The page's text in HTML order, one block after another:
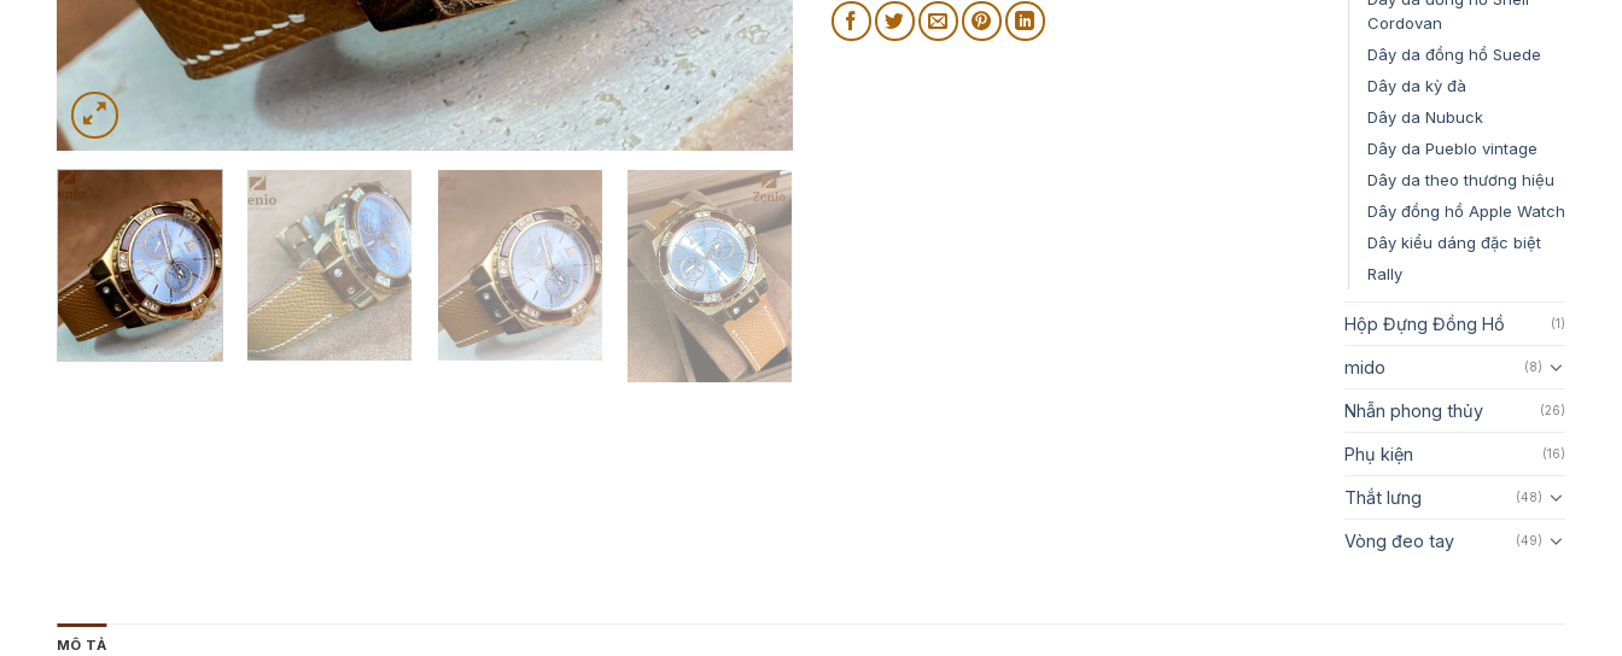
Cordovan
Dây da đồng hồ Suede
Dây da kỳ đà
Dây da Nubuck
Dây da Pueblo vintage
Dây da theo thương hiệu
Dây đồng hồ Apple Watch
Dây kiểu dáng đặc biệt
Rally
Hộp Đựng Đồng Hồ (1)
mido (8)
Nhẫn phong thủy (26)
Phụ kiện (16)
Thắt lưng (48)
Vòng đeo tay (49)
MÔ TẢ